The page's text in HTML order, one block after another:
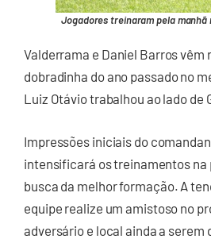
Jogadores treinaram pela manhã
Valderrama e Daniel Barros vêm
dobradinha do ano passado no
Luiz Otávio trabalhou ao lado de
Impressões iniciais do
intensificará os treinamentos na
busca da melhor formação. A
equipe realize um amistoso no
adversário e local ainda a serem